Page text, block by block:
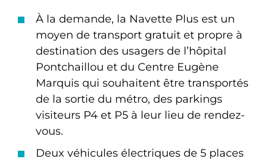
À la demande, la Navette Plus est un
moyen de transport gratuit et propre à
destination des usagers de l’hôpital
Pontchaillou et du Centre Eugène
Marquis qui souhaitent être transportés
de la sortie du métro, des parkings
visiteurs P4 et P5 à leur lieu de rendez-
vous.
Deux véhicules électriques de 5 places